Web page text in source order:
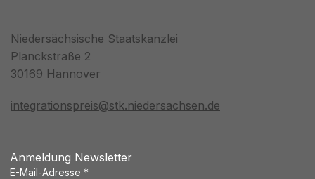
Niedersächsische Staatskanzlei
Planckstraße 2
30169 Hannover
integrationspreis@stk.niedersachsen.de
Anmeldung Newsletter
E-Mail-Adresse *